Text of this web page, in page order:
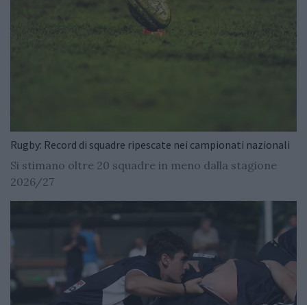
Rugby: Record di squadre ripescate nei campionati nazionali
Si stimano oltre 20 squadre in meno dalla stagione
2026/27